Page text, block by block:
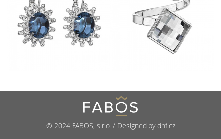
© 2024 FABOS, s.r.o. / Designed by dnf.cz